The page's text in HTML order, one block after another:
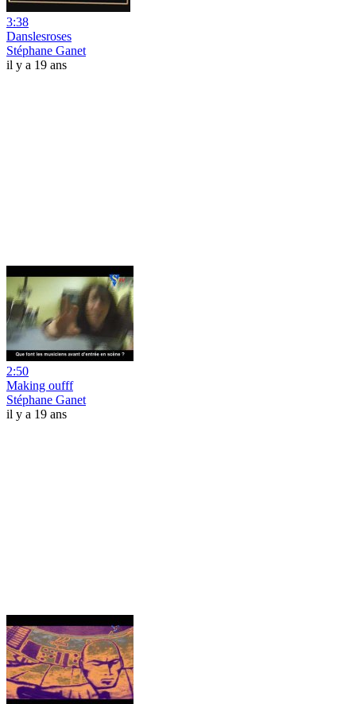
3:38
Danslesroses
Stéphane Ganet
il y a 19 ans
2:50
Making oufff
Stéphane Ganet
il y a 19 ans